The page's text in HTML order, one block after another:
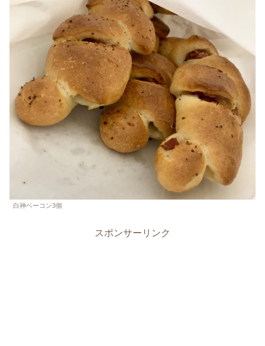
白神ベーコン3個
スポンサーリンク